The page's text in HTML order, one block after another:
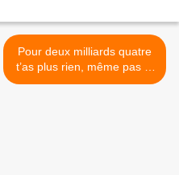
Pour deux milliards quatre
t’as plus rien, même pas la
paix sociale >